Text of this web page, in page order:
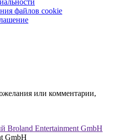
файлов cookie
или комментарии,
GmbH